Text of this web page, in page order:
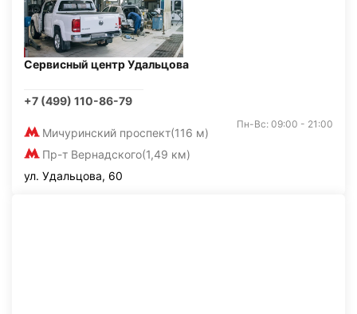
Сервисный центр Удальцова
+7 (499) 110-86-79
Мичуринский проспект(116 м)
Пр-т Вернадского(1,49 км)
Пн-Вс: 09:00 - 21:00
ул. Удальцова, 60